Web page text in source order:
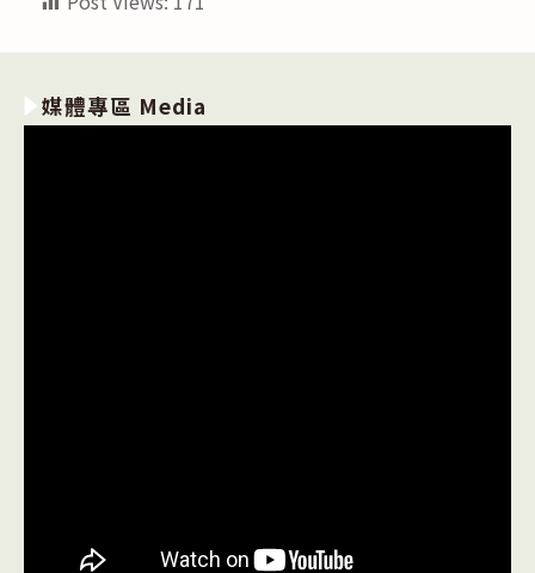
媒體專區 Media